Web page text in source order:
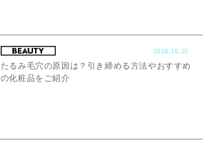
2018.10.29
たるみ毛穴の原因は？引き締める方法やおすすめ
の化粧品をご紹介